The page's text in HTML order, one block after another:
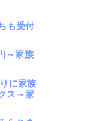
も受付
)～家族
に家族
ス～家